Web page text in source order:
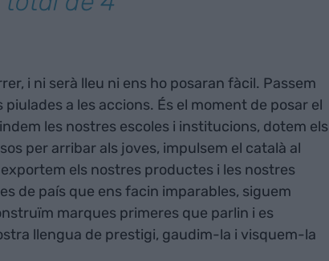
i ni serà lleu ni ens ho posaran fàcil. Passem
a les accions. És el moment de posar el
les nostres escoles i institucions, dotem els
per arribar als joves, impulsem el català al
els nostres productes i les nostres
de país que ens facin imparables, siguem
marques primeres que parlin i es
llengua de prestigi, gaudim-la i visquem-la